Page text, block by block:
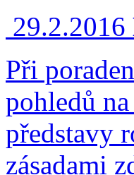
29.2.2016
Při
pohledů
představy
zásadami